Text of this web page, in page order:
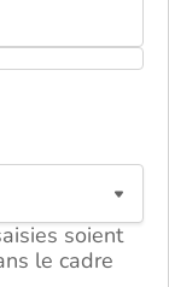
soient
le cadre